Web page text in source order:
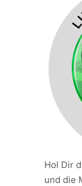
Hol Dir
und die